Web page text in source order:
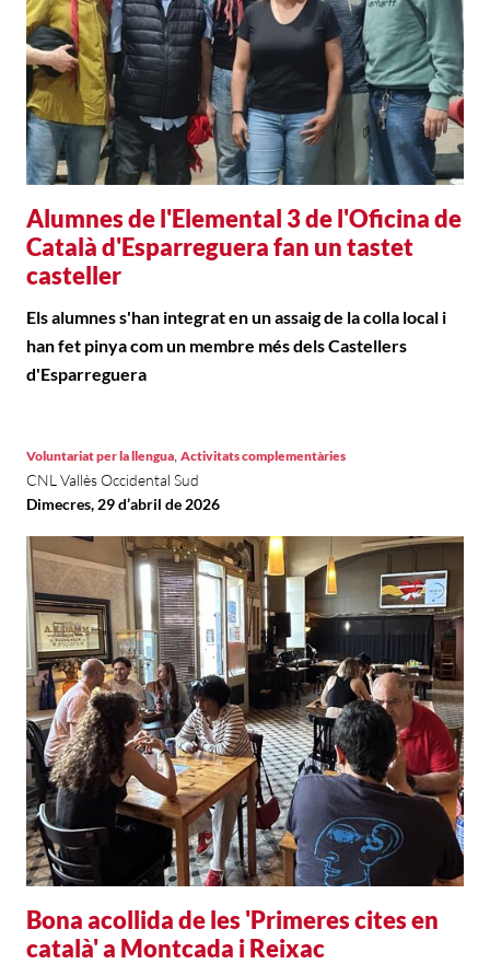
Alumnes de l'Elemental 3 de l'Oficina de
Català d'Esparreguera fan un tastet
casteller
Els alumnes s'han integrat en un assaig de la colla local i
han fet pinya com un membre més dels Castellers
d'Esparreguera
Bona acollida de les 'Primeres cites en
català' a Montcada i Reixac
Voluntariat per la llengua, Activitats complementàries
CNL Vallès Occidental Sud
Dimecres, 29 d’abril de 2026